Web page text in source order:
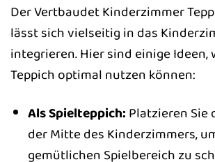
Der Vertbaudet Kinderzimmer
lässt sich vielseitig in das
integrieren. Hier sind einige Ideen,
Teppich optimal nutzen können:
Als Spielteppich: Platzieren Sie
der Mitte des Kinderzimmers,
gemütlichen Spielbereich zu